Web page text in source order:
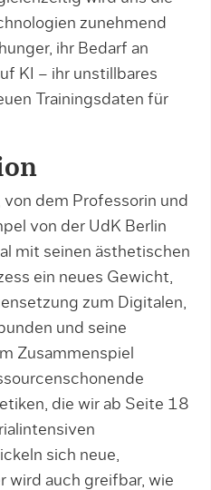
zunehmend
ihr Bedarf an
KI – ihr unstillbares
Trainingsdaten für
dem Professorin und
von der UdK Berlin
mit seinen ästhetischen
ein neues Gewicht,
zum Digi­ta­len,
und sei­ne
Zusammenspiel
die wir ab Seite 18
sich neue,
wird auch greifbar, wie